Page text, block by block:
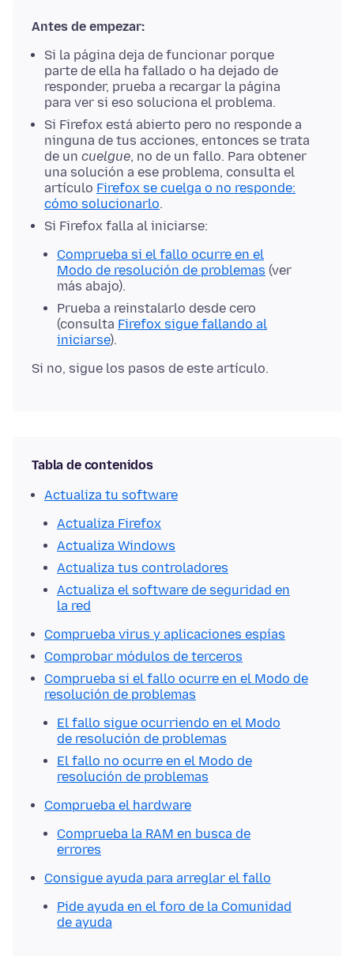
Antes de empezar:
Si la página deja de funcionar porque
parte de ella ha fallado o ha dejado de
responder, prueba a recargar la página
para ver si eso soluciona el problema.
Si Firefox está abierto pero no responde a
ninguna de tus acciones, entonces se trata
de un cuelgue, no de un fallo. Para obtener
una solución a ese problema, consulta el
artículo Firefox se cuelga o no responde:
cómo solucionarlo.
Si Firefox falla al iniciarse:
Comprueba si el fallo ocurre en el
Modo de resolución de problemas (ver
más abajo).
Prueba a reinstalarlo desde cero
(consulta Firefox sigue fallando al
iniciarse).
Si no, sigue los pasos de este artículo.
Tabla de contenidos
Actualiza tu software
Actualiza Firefox
Actualiza Windows
Actualiza tus controladores
Actualiza el software de seguridad en
la red
Comprueba virus y aplicaciones espías
Comprobar módulos de terceros
Comprueba si el fallo ocurre en el Modo de
resolución de problemas
El fallo sigue ocurriendo en el Modo
de resolución de problemas
El fallo no ocurre en el Modo de
resolución de problemas
Comprueba el hardware
Comprueba la RAM en busca de
errores
Consigue ayuda para arreglar el fallo
Pide ayuda en el foro de la Comunidad
de ayuda